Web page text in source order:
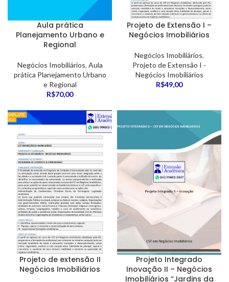
Aula prática
Planejamento Urbano e
Regional
Negócios Imobiliários, Aula
prática Planejamento Urbano
e Regional
R$70,00
Projeto de Extensão I –
Negócios Imobiliários
Negócios Imobiliários,
Projeto de Extensão I -
Negócios Imobiliários
R$49,00
Projeto de extensão II
Negócios Imobiliários
Projeto Integrado
Inovação II – Negócios
Imobiliários “Jardins da